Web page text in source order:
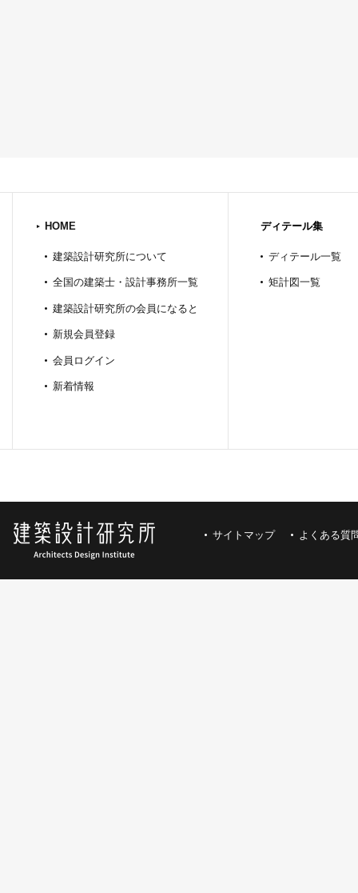
HOME
建築設計研究所について
全国の建築士・設計事務所一覧
建築設計研究所の会員になると
新規会員登録
会員ログイン
新着情報
ディテール集
ディテール一覧
矩計図一覧
サイトマップ よくある質